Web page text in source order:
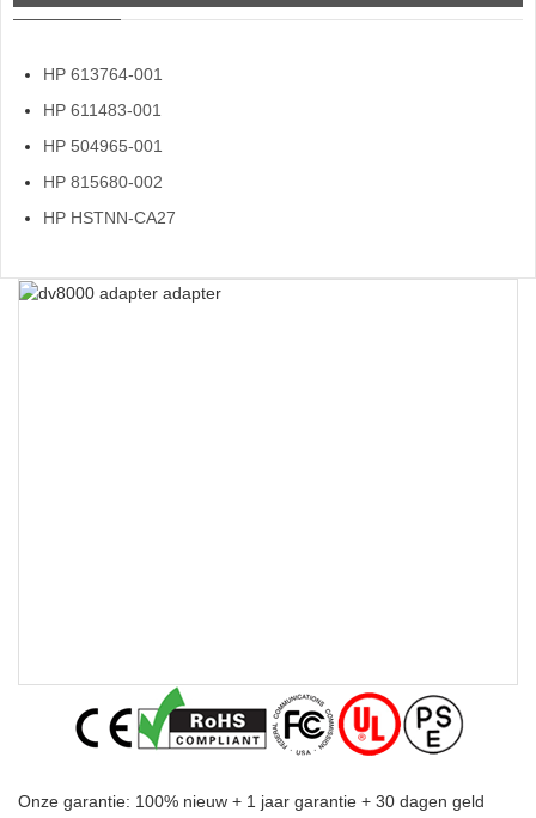
HP 613764-001
HP 611483-001
HP 504965-001
HP 815680-002
HP HSTNN-CA27
Onze garantie: 100% nieuw + 1 jaar garantie + 30 dagen geld